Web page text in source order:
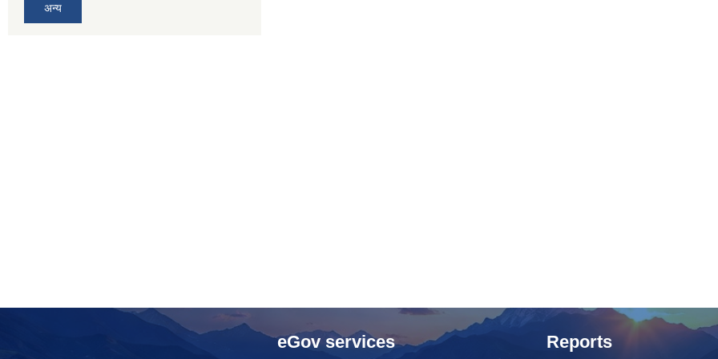
अन्य
eGov services Reports